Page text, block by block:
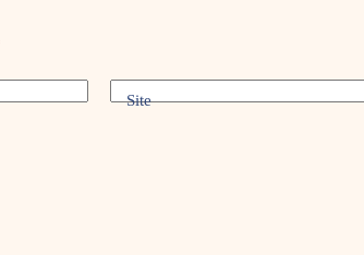
Site